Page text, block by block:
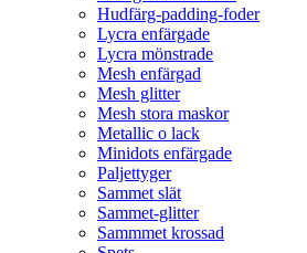
Hudfärg-padding-foder
Lycra enfärgade
Lycra mönstrade
Mesh enfärgad
Mesh glitter
Mesh stora maskor
Metallic o lack
Minidots enfärgade
Paljettyger
Sammet slät
Sammet-glitter
Sammmet krossad